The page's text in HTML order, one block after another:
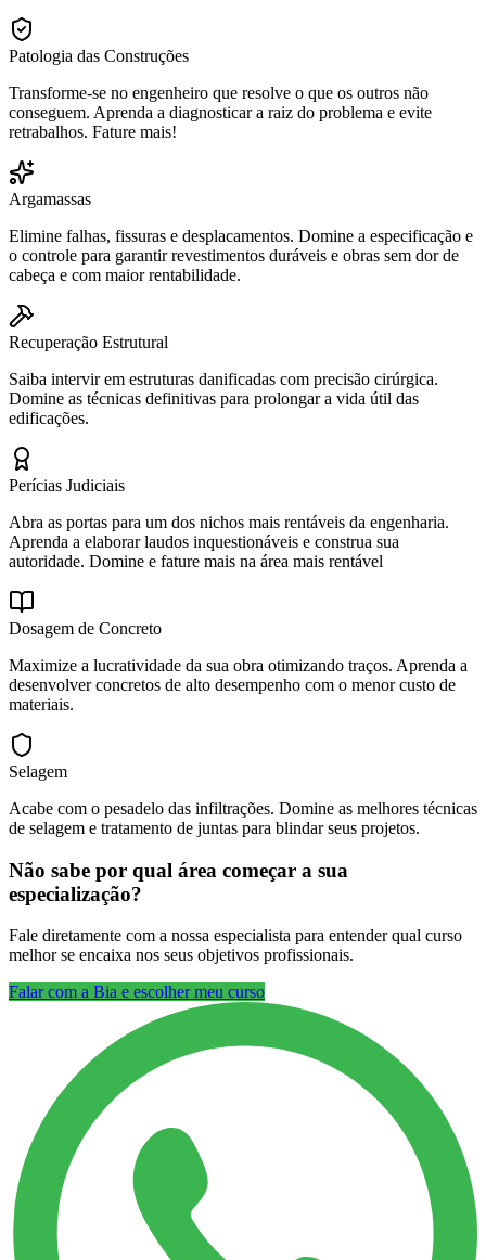
Patologia das Construções
Transforme-se no engenheiro que resolve o que os outros não
conseguem. Aprenda a diagnosticar a raiz do problema e evite
retrabalhos. Fature mais!
Argamassas
Elimine falhas, fissuras e desplacamentos. Domine a especificação e
o controle para garantir revestimentos duráveis e obras sem dor de
cabeça e com maior rentabilidade.
Recuperação Estrutural
Saiba intervir em estruturas danificadas com precisão cirúrgica.
Domine as técnicas definitivas para prolongar a vida útil das
edificações.
Perícias Judiciais
Abra as portas para um dos nichos mais rentáveis da engenharia.
Aprenda a elaborar laudos inquestionáveis e construa sua
autoridade. Domine e fature mais na área mais rentável
Dosagem de Concreto
Maximize a lucratividade da sua obra otimizando traços. Aprenda a
desenvolver concretos de alto desempenho com o menor custo de
materiais.
Selagem
Acabe com o pesadelo das infiltrações. Domine as melhores técnicas
de selagem e tratamento de juntas para blindar seus projetos.
Não sabe por qual área começar a sua
especialização?
Fale diretamente com a nossa especialista para entender qual curso
melhor se encaixa nos seus objetivos profissionais.
Falar com a Bia e escolher meu curso